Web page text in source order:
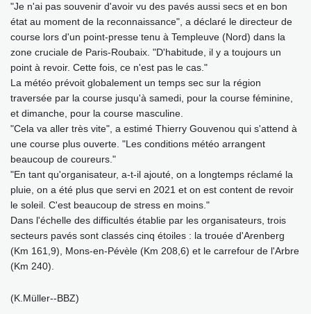
"Je n'ai pas souvenir d'avoir vu des pavés aussi secs et en bon
état au moment de la reconnaissance", a déclaré le directeur de
course lors d'un point-presse tenu à Templeuve (Nord) dans la
zone cruciale de Paris-Roubaix. "D'habitude, il y a toujours un
point à revoir. Cette fois, ce n'est pas le cas."
La météo prévoit globalement un temps sec sur la région
traversée par la course jusqu'à samedi, pour la course féminine,
et dimanche, pour la course masculine.
"Cela va aller très vite", a estimé Thierry Gouvenou qui s'attend à
une course plus ouverte. "Les conditions météo arrangent
beaucoup de coureurs."
"En tant qu'organisateur, a-t-il ajouté, on a longtemps réclamé la
pluie, on a été plus que servi en 2021 et on est content de revoir
le soleil. C'est beaucoup de stress en moins."
Dans l'échelle des difficultés établie par les organisateurs, trois
secteurs pavés sont classés cinq étoiles : la trouée d'Arenberg
(Km 161,9), Mons-en-Pévèle (Km 208,6) et le carrefour de l'Arbre
(Km 240).
(K.Müller--BBZ)